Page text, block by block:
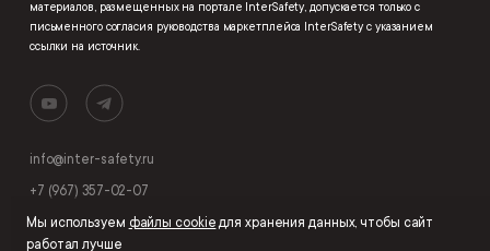
материалов, размещенных на портале InterSafety, допускается только с
письменного согласия руководства маркетплейса InterSafety с указанием
ссылки на источник.
info@inter-safety.ru
+7 (967) 357-02-07
Мы используем файлы cookieдля хранения данных, чтобы сайт
работал лучше